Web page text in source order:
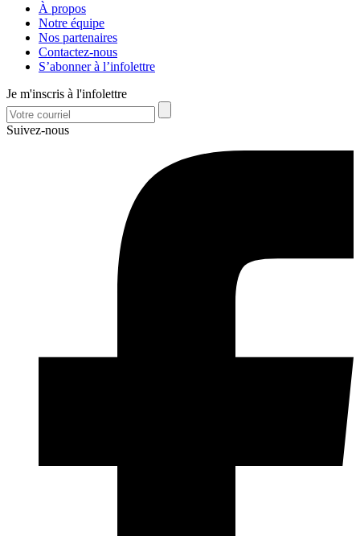
À propos
Notre équipe
Nos partenaires
Contactez-nous
S’abonner à l’infolettre
Je m'inscris à l'infolettre
Suivez-nous